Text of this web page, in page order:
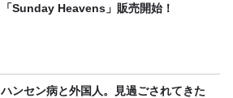
「Sunday Heavens」販売開始！
ハンセン病と外国人。見過ごされてきた